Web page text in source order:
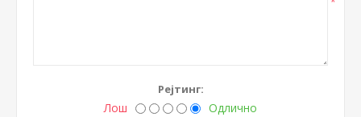
Рејтинг:
Лош Одлично